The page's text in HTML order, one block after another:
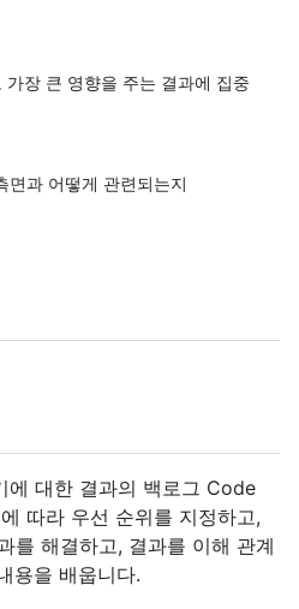
장 큰 영향을 주는 결과에 집중
면과 어떻게 관련되는지
에 대한 결과의 백로그 Code
따라 우선 순위를 지정하고,
를 해결하고, 결과를 이해 관계
용을 배웁니다.